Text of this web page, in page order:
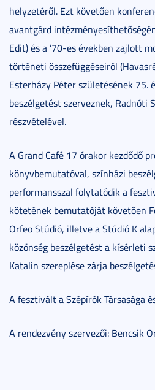
helyzetéről. Ezt követően
avantgárd
Edit) és a ’70-es években zajlott
történeti összefüggéseiról
Esterházy Péter születésének 75.
beszélgetést szerveznek, Radnóti
részvételével.
A Grand Café 17 órakor kezdődő
könyvbemutatóval, színházi
performansszal folytatódik a
kötetének bemutatóját követően
Orfeo Stúdió, illetve a Stúdió K
közönség beszélgetést a kísérleti
Katalin szereplése zárja
A fesztivált a Szépírók Társasága
A rendezvény szervezői: Bencsik